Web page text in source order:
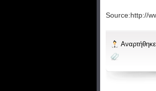
Source:http://